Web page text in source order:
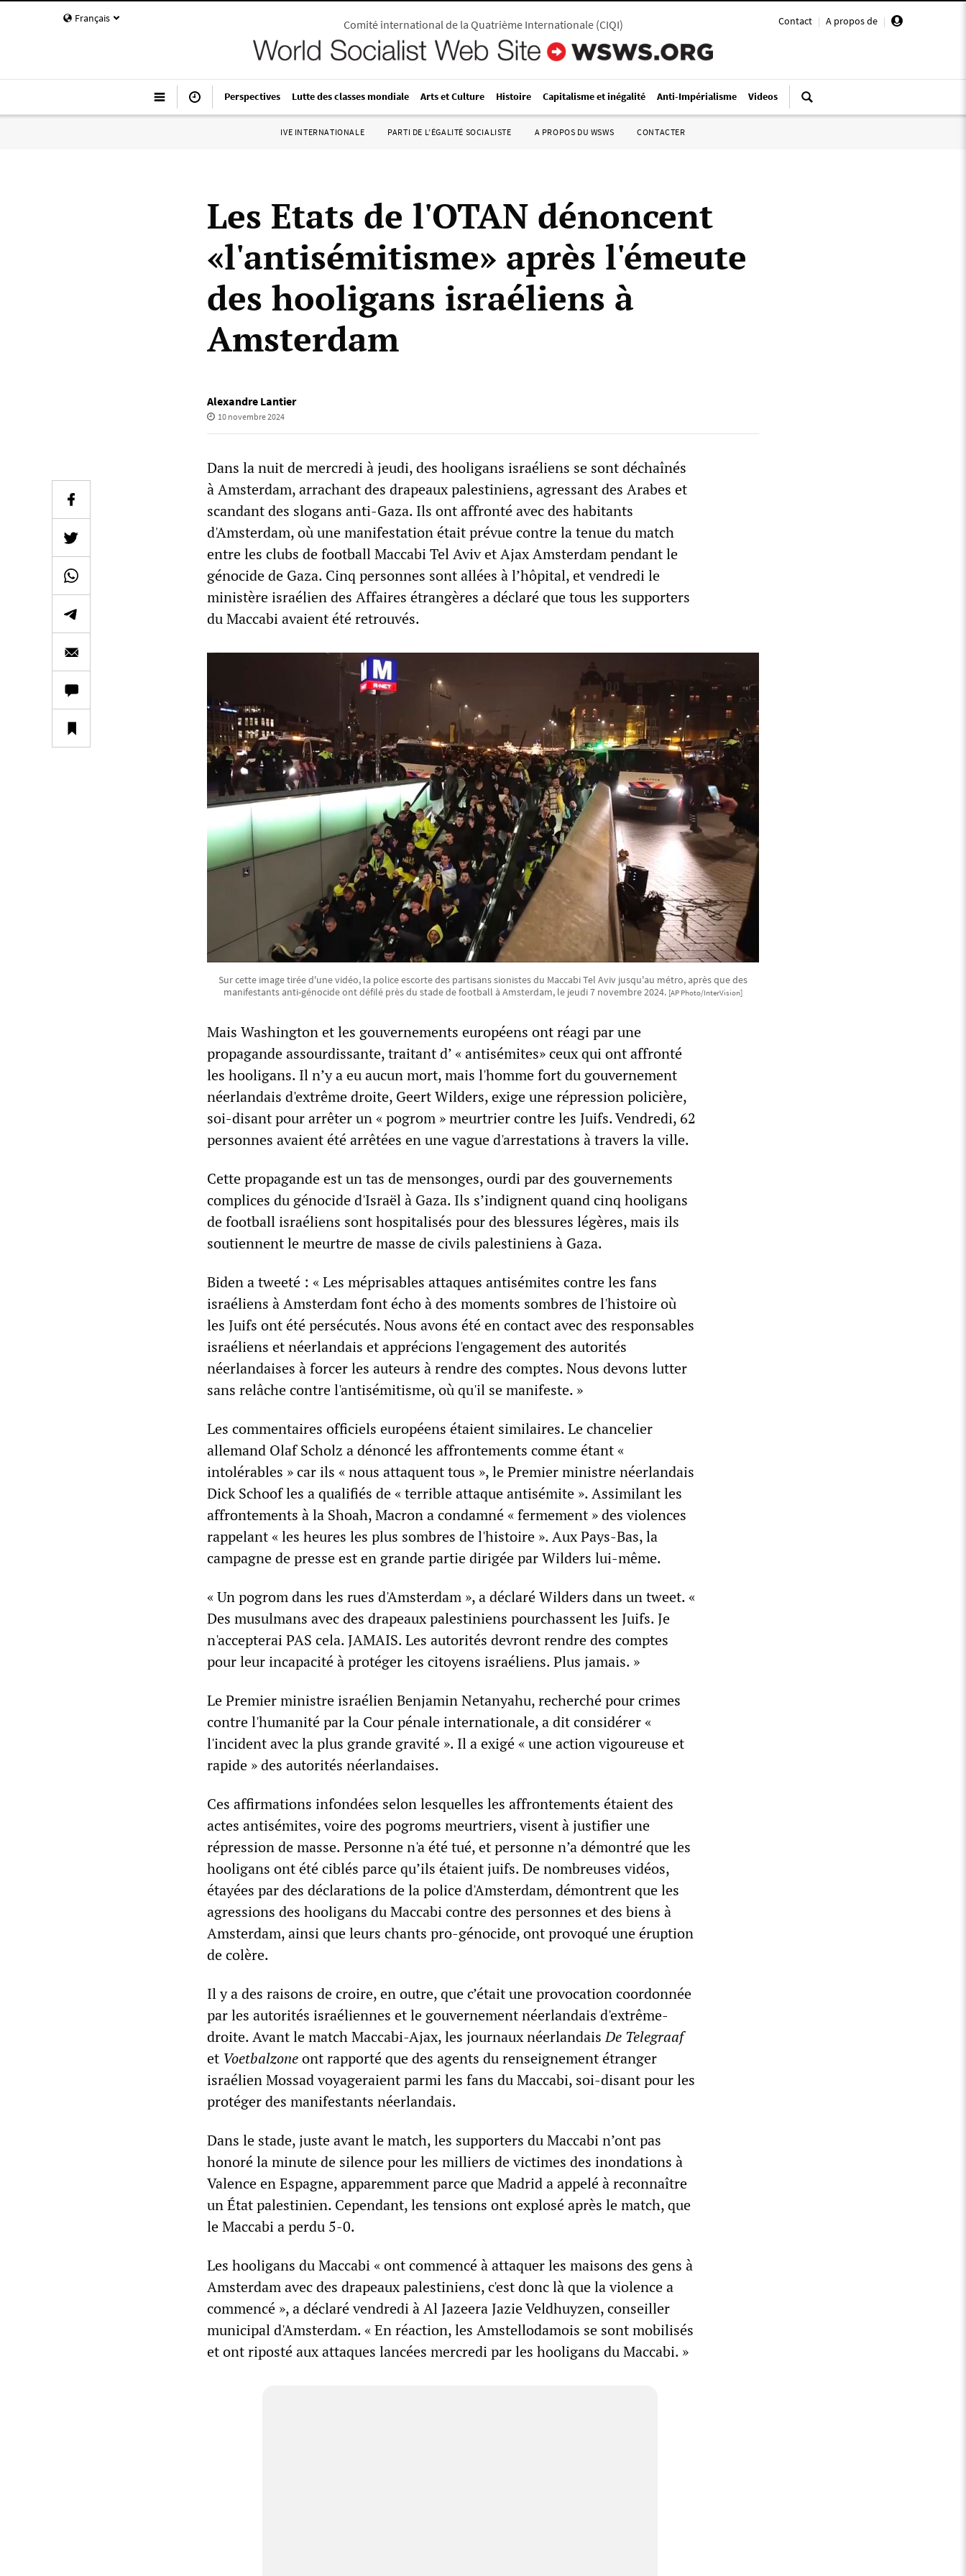
Français Contact | A propos de |
Comité international de la Quatrième Internationale(CIQI)
Perspectives Lutte des classes mondiale Arts et Culture Histoire Capitalisme et inégalité Anti-Impérialisme Videos
IVE INTERNATIONALE PARTI DE L’ÉGALITÉ SOCIALISTE A PROPOS DU WSWS CONTACTER
Les Etats de l'OTAN dénoncent
«l'antisémitisme» après l'émeute
des hooligans israéliens à
Amsterdam
Alexandre Lantier
10 novembre 2024
Dans la nuit de mercredi à jeudi, des hooligans israéliens se sont déchaînés
à Amsterdam, arrachant des drapeaux palestiniens, agressant des Arabes et
scandant des slogans anti-Gaza. Ils ont affronté avec des habitants
d'Amsterdam, où une manifestation était prévue contre la tenue du match
entre les clubs de football Maccabi Tel Aviv et Ajax Amsterdam pendant le
génocide de Gaza. Cinq personnes sont allées à l’hôpital, et vendredi le
ministère israélien des Affaires étrangères a déclaré que tous les supporters
du Maccabi avaient été retrouvés.
Sur cette image tirée d'une vidéo, la police escorte des partisans sionistes du Maccabi Tel Aviv jusqu'au métro, après que des
manifestants anti-génocide ont défilé près du stade de football à Amsterdam, le jeudi 7 novembre 2024. [AP Photo/InterVision]
Mais Washington et les gouvernements européens ont réagi par une
propagande assourdissante, traitant d’ « antisémites» ceux qui ont affronté
les hooligans. Il n’y a eu aucun mort, mais l'homme fort du gouvernement
néerlandais d'extrême droite, Geert Wilders, exige une répression policière,
soi-disant pour arrêter un « pogrom » meurtrier contre les Juifs. Vendredi, 62
personnes avaient été arrêtées en une vague d'arrestations à travers la ville.
Cette propagande est un tas de mensonges, ourdi par des gouvernements
complices du génocide d'Israël à Gaza. Ils s’indignent quand cinq hooligans
de football israéliens sont hospitalisés pour des blessures légères, mais ils
soutiennent le meurtre de masse de civils palestiniens à Gaza.
Biden a tweeté : « Les méprisables attaques antisémites contre les fans
israéliens à Amsterdam font écho à des moments sombres de l'histoire où
les Juifs ont été persécutés. Nous avons été en contact avec des responsables
israéliens et néerlandais et apprécions l'engagement des autorités
néerlandaises à forcer les auteurs à rendre des comptes. Nous devons lutter
sans relâche contre l'antisémitisme, où qu'il se manifeste. »
Les commentaires officiels européens étaient similaires. Le chancelier
allemand Olaf Scholz a dénoncé les affrontements comme étant «
intolérables » car ils « nous attaquent tous », le Premier ministre néerlandais
Dick Schoof les a qualifiés de « terrible attaque antisémite ». Assimilant les
affrontements à la Shoah, Macron a condamné « fermement » des violences
rappelant « les heures les plus sombres de l'histoire ». Aux Pays-Bas, la
campagne de presse est en grande partie dirigée par Wilders lui-même.
« Un pogrom dans les rues d'Amsterdam », a déclaré Wilders dans un tweet. «
Des musulmans avec des drapeaux palestiniens pourchassent les Juifs. Je
n'accepterai PAS cela. JAMAIS. Les autorités devront rendre des comptes
pour leur incapacité à protéger les citoyens israéliens. Plus jamais. »
Le Premier ministre israélien Benjamin Netanyahu, recherché pour crimes
contre l'humanité par la Cour pénale internationale, a dit considérer «
l'incident avec la plus grande gravité ». Il a exigé « une action vigoureuse et
rapide » des autorités néerlandaises.
Ces affirmations infondées selon lesquelles les affrontements étaient des
actes antisémites, voire des pogroms meurtriers, visent à justifier une
répression de masse. Personne n'a été tué, et personne n’a démontré que les
hooligans ont été ciblés parce qu’ils étaient juifs. De nombreuses vidéos,
étayées par des déclarations de la police d'Amsterdam, démontrent que les
agressions des hooligans du Maccabi contre des personnes et des biens à
Amsterdam, ainsi que leurs chants pro-génocide, ont provoqué une éruption
de colère.
Il y a des raisons de croire, en outre, que c’était une provocation coordonnée
par les autorités israéliennes et le gouvernement néerlandais d'extrême-
droite. Avant le match Maccabi-Ajax, les journaux néerlandaisDe Telegraaf
et Voetbalzoneont rapporté que des agents du renseignement étranger
israélien Mossad voyageraient parmi les fans du Maccabi, soi-disant pour les
protéger des manifestants néerlandais.
Dans le stade, juste avant le match, les supporters du Maccabi n’ont pas
honoré la minute de silence pour les milliers de victimes des inondations à
Valence en Espagne, apparemment parce que Madrid a appelé à reconnaître
un État palestinien. Cependant, les tensions ont explosé après le match, que
le Maccabi a perdu 5-0.
Les hooligans du Maccabi « ont commencé à attaquer les maisons des gens à
Amsterdam avec des drapeaux palestiniens, c'est donc là que la violence a
commencé », a déclaré vendredi à Al Jazeera Jazie Veldhuyzen, conseiller
municipal d'Amsterdam. « En réaction, les Amstellodamois se sont mobilisés
et ont riposté aux attaques lancées mercredi par les hooligans du Maccabi. »